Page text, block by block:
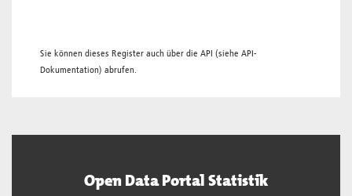
Sie können dieses Register auch über die API (siehe API-
Dokumentation) abrufen.
Open Data Portal Statistik